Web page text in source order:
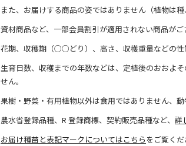
また、お届けする商品の姿ではありません（植物は
資材商品など、一部会員割引が適用されない商品がご
花期、収穫期（○○どり）、高さ、収穫重量などの性
生育日数、収穫までの年数などは、定植後のおおよ
せん。
果樹・野菜・有用植物以外は食用ではありません、動
農水省登録品種、R 登録商標、契約販売品種など、 詳
お届け種苗と表記マークについてはこちら をご覧くだ